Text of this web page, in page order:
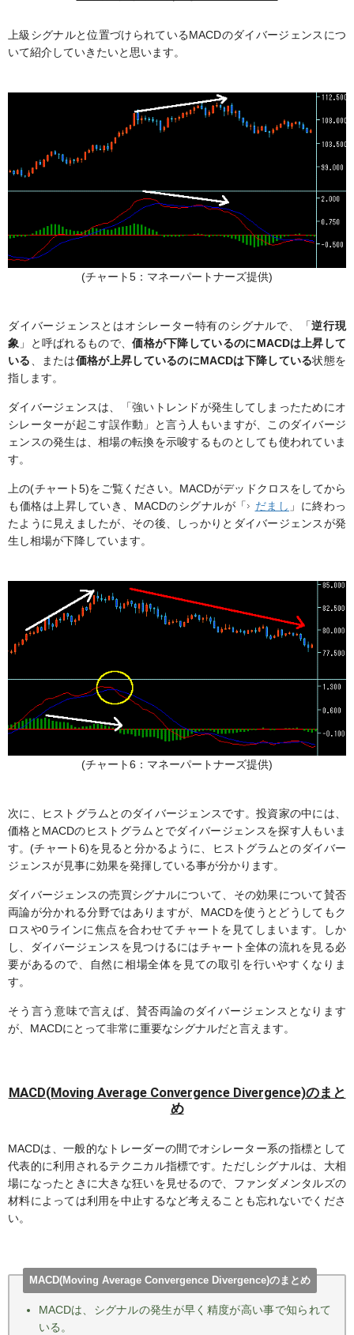
上級シグナルと位置づけられているMACDのダイバージェンスにつ
いて紹介していきたいと思います。
(チャート5：マネーパートナーズ提供)
ダイバージェンスとはオシレーター特有のシグナルで、「逆行現
象 」と呼ばれるもので、価格が下降しているのにMACDは上昇して
いる 、または価格が上昇しているのにMACDは下降している状態を
指します。
ダイバージェンスは、「強いトレンドが発生してしまったためにオ
シレーターが起こす誤作動」と言う人もいますが、このダイバージ
ェンスの発生は、相場の転換を示唆するものとしても使われていま
す。
上の(チャート5)をご覧ください。MACDがデッドクロスをしてから
も価格は上昇していき、MACDのシグナルが「
だまし 」に終わっ
たように見えましたが、その後、しっかりとダイバージェンスが発
生し相場が下降しています。
(チャート6：マネーパートナーズ提供)
次に、ヒストグラムとのダイバージェンスです。投資家の中には、
価格とMACDのヒストグラムとでダイバージェンスを探す人もいま
す。(チャート6)を見ると分かるように、ヒストグラムとのダイバー
ジェンスが見事に効果を発揮している事が分かります。
ダイバージェンスの売買シグナルについて、その効果について賛否
両論が分かれる分野ではありますが、MACDを使うとどうしてもク
ロスや0ラインに焦点を合わせてチャートを見てしまいます。しか
し、ダイバージェンスを見つけるにはチャート全体の流れを見る必
要があるので、自然に相場全体を見ての取引を行いやすくなりま
す。
そう言う意味で言えば、賛否両論のダイバージェンスとなります
が、MACDにとって非常に重要なシグナルだと言えます。
MACD(Moving Average Convergence Divergence)のまと
め
MACDは、一般的なトレーダーの間でオシレーター系の指標として
代表的に利用されるテクニカル指標です。ただしシグナルは、大相
場になったときに大きな狂いを見せるので、ファンダメンタルズの
材料によっては利用を中止するなど考えることも忘れないでくださ
い。
MACD(Moving Average Convergence Divergence)のまとめ
MACDは、シグナルの発生が早く精度が高い事で知られて
いる。